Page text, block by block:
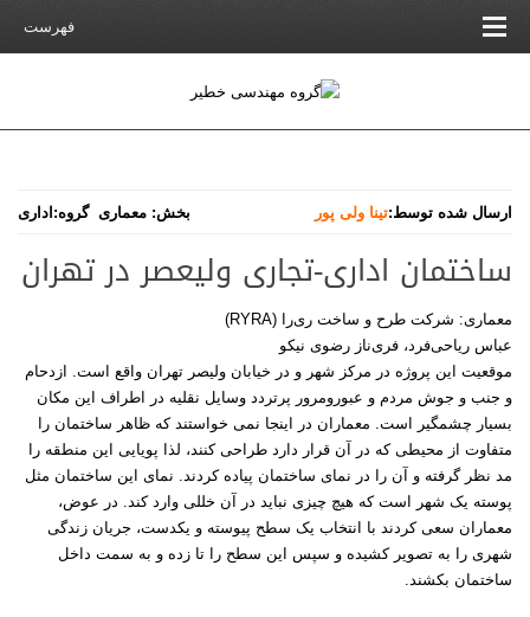
فهرست
ارسال شده توسط:تینا ولی پور بخش: معماری گروه:اداری
ساختمان اداری-تجاری ولیعصر در تهران
معماری: شرکت طرح و ساخت ری‌را (RYRA)
عباس ریاحی‌فرد، فری‌ناز رضوی نیکو
موقعیت این پروژه در مرکز شهر و در خیابان ولیصر تهران واقع است. ازدحام
و جنب و جوش مردم و عبورومرور پرتردد وسایل نقلیه در اطراف این مکان
بسیار چشمگیر است. معماران در اینجا نمی خواستند که ظاهر ساختمان را
متفاوت از محیطی که در آن قرار دارد طراحی کنند، لذا پویایی این منطقه را
مد نظر گرفته و آن را در نمای ساختمان پیاده کردند. نمای این ساختمان مثل
پوسته یک شهر است که هیچ چیزی نباید در آن خللی وارد کند. در عوض،
معماران سعی کردند با انتخاب یک سطح پیوسته و یکدست، جریان زندگی
شهری را به تصویر کشیده و سپس این سطح را تا زده و به سمت داخل
ساختمان بکشند.